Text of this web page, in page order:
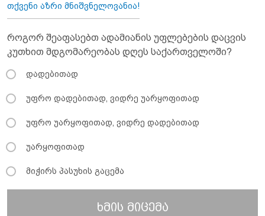
თქვენი აზრი მნიშვნელოვანია!
როგორ შეაფასებთ ადამიანის უფლებების დაცვის
კუთხით მდგომარეობას დღეს საქართველოში?
დადებითად
უფრო დადებითად, ვიდრე უარყოფითად
უფრო უარყოფითად, ვიდრე დადებითად
უარყოფითად
მიჭირს პასუხის გაცემა
ხმის მიცემა